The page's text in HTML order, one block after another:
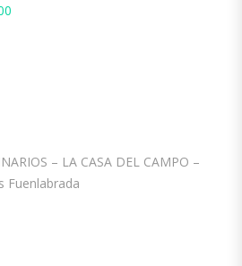
– LA CASA DEL CAMPO –
Fuenlabrada